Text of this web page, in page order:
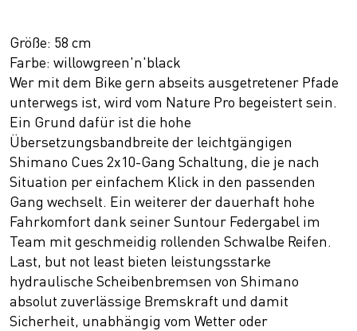
Größe: 58 cm
Farbe: willowgreen'n'black
Wer mit dem Bike gern abseits ausgetretener Pfade
unterwegs ist, wird vom Nature Pro begeistert sein.
Ein Grund dafür ist die hohe
Übersetzungsbandbreite der leichtgängigen
Shimano Cues 2x10-Gang Schaltung, die je nach
Situation per einfachem Klick in den passenden
Gang wechselt. Ein weiterer der dauerhaft hohe
Fahrkomfort dank seiner Suntour Federgabel im
Team mit geschmeidig rollenden Schwalbe Reifen.
Last, but not least bieten leistungsstarke
hydraulische Scheibenbremsen von Shimano
absolut zuverlässige Bremskraft und damit
Sicherheit, unabhängig vom Wetter oder